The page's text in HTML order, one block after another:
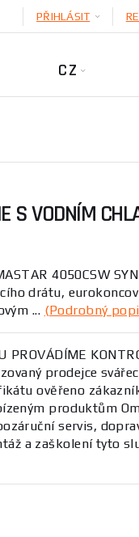
PŘIHLÁSIT
CZ
S VODNÍM
4050CSW
drátu,
... (Podrobný
PROVÁDÍME
prodejce
ověřeno
produktům
servis,
a zaškolení tyto